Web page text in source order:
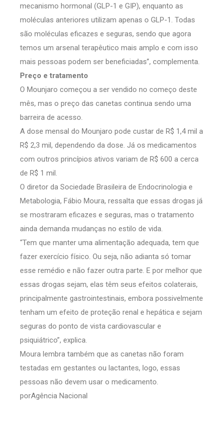
mecanismo hormonal (GLP-1 e GIP), enquanto as
moléculas anteriores utilizam apenas o GLP-1. Todas
são moléculas eficazes e seguras, sendo que agora
temos um arsenal terapêutico mais amplo e com isso
mais pessoas podem ser beneficiadas”, complementa.
Preço e tratamento
O Mounjaro começou a ser vendido no começo deste
mês, mas o preço das canetas continua sendo uma
barreira de acesso.
A dose mensal do Mounjaro pode custar de R$ 1,4 mil a
R$ 2,3 mil, dependendo da dose. Já os medicamentos
com outros princípios ativos variam de R$ 600 a cerca
de R$ 1 mil.
O diretor da Sociedade Brasileira de Endocrinologia e
Metabologia, Fábio Moura, ressalta que essas drogas já
se mostraram eficazes e seguras, mas o tratamento
ainda demanda mudanças no estilo de vida.
“Tem que manter uma alimentação adequada, tem que
fazer exercício físico. Ou seja, não adianta só tomar
esse remédio e não fazer outra parte. E por melhor que
essas drogas sejam, elas têm seus efeitos colaterais,
principalmente gastrointestinais, embora possivelmente
tenham um efeito de proteção renal e hepática e sejam
seguras do ponto de vista cardiovascular e
psiquiátrico”, explica.
Moura lembra também que as canetas não foram
testadas em gestantes ou lactantes, logo, essas
pessoas não devem usar o medicamento.
porAgência Nacional